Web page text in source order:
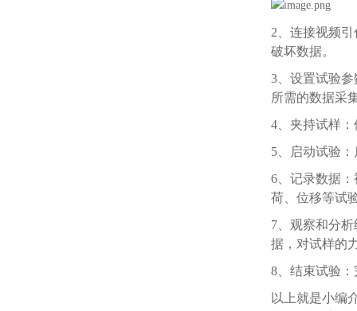
2、连接视频
破坏数据。
3、设置试验
所需的数据采
4、夹持试样
5、启动试验
6、记录数据
荷、位移等试
7、观察和分
据，对试样的
8、结束试验
以上就是小编